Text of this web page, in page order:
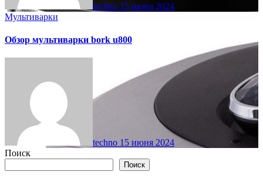
techno 15 июня 2024
Мультиварки
Обзор мультиварки bork u800
techno 15 июня 2024
Поиск
Поиск